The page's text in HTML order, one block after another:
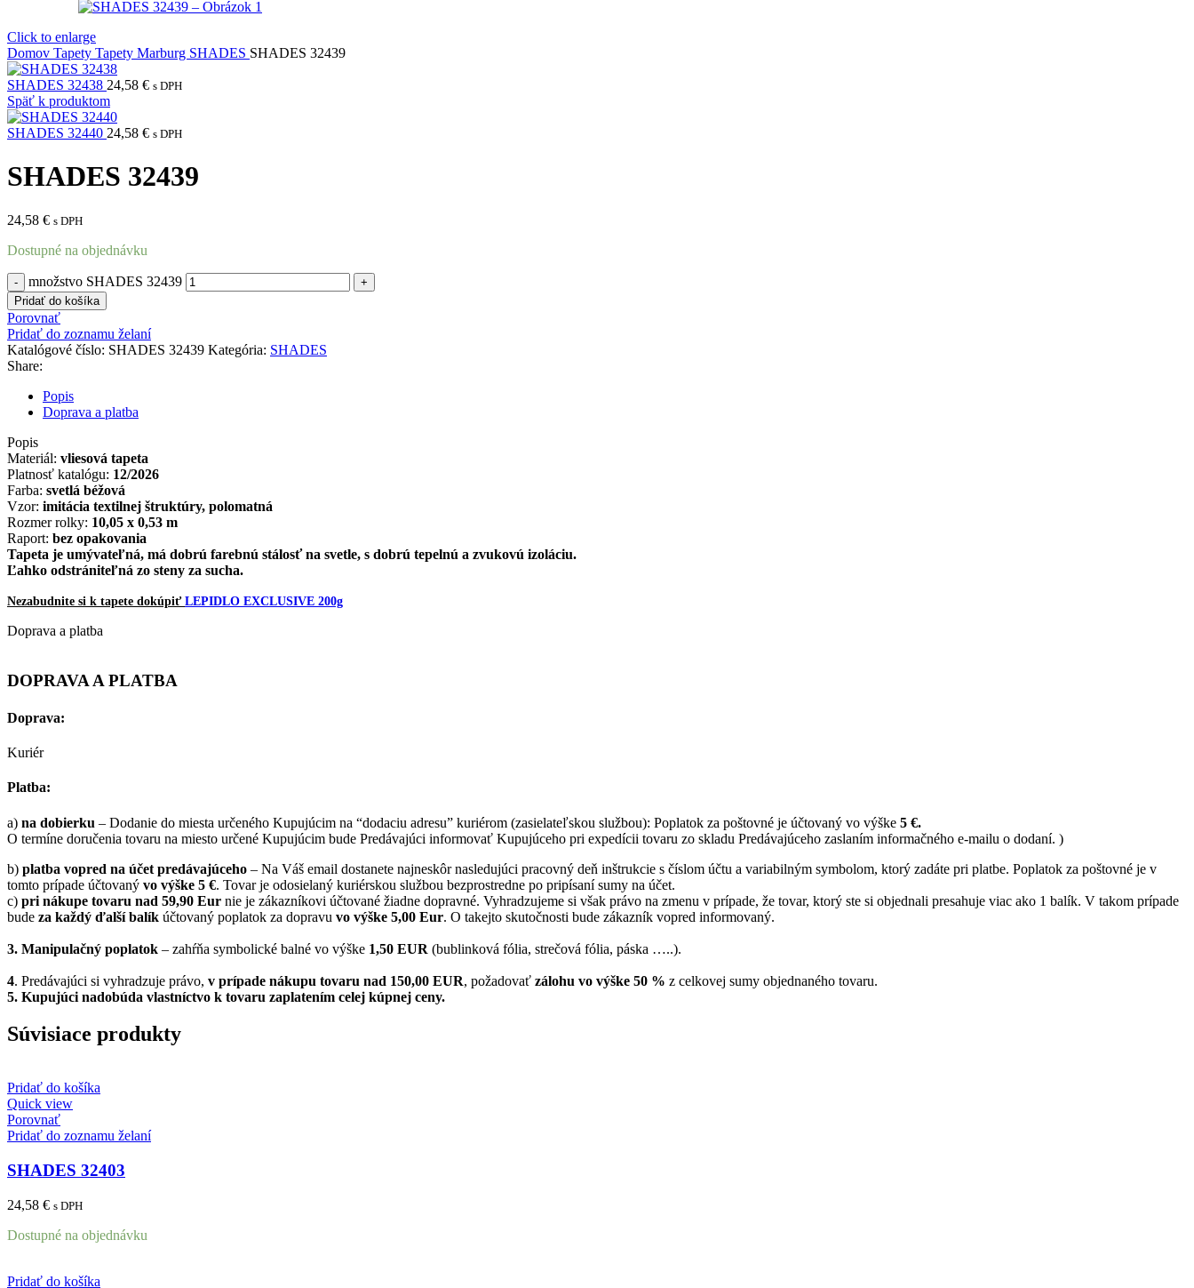
Click to enlarge
Domov Tapety Tapety Marburg SHADES SHADES 32439
SHADES 32438 24,58 € s DPH
Späť k produktom
SHADES 32440 24,58 € s DPH
SHADES 32439
24,58 € s DPH
Dostupné na objednávku
množstvo SHADES 32439
Pridať do košíka
Porovnať
Pridať do zoznamu želaní
Katalógové číslo: SHADES 32439 Kategória: SHADES
Share:
Popis
Doprava a platba
Popis
Materiál: vliesová tapeta
Platnosť katalógu: 12/2026
Farba: svetlá béžová
Vzor: imitácia textilnej štruktúry, polomatná
Rozmer rolky: 10,05 x 0,53 m
Raport: bez opakovania
Tapeta je umývateľná, má dobrú farebnú stálosť na svetle, s dobrú tepelnú a zvukovú izoláciu.
Ľahko odstrániteľná zo steny za sucha.
Nezabudnite si k tapete dokúpiť LEPIDLO EXCLUSIVE 200g
Doprava a platba
DOPRAVA A PLATBA
Doprava:
Kuriér
Platba:
a) na dobierku – Dodanie do miesta určeného Kupujúcim na “dodaciu adresu” kuriérom (zasielateľskou službou): Poplatok za poštovné je účtovaný vo výške 5 €.
O termíne doručenia tovaru na miesto určené Kupujúcim bude Predávajúci informovať Kupujúceho pri expedícii tovaru zo skladu Predávajúceho zaslaním informačného e-mailu o dodaní. )
b) platba vopred na účet predávajúceho – Na Váš email dostanete najneskôr nasledujúci pracovný deň inštrukcie s číslom účtu a variabilným symbolom, ktorý zadáte pri platbe. Poplatok za poštovné je v
tomto prípade účtovaný vo výške 5 €. Tovar je odosielaný kuriérskou službou bezprostredne po pripísaní sumy na účet.
c) pri nákupe tovaru nad 59,90 Eur nie je zákazníkovi účtované žiadne dopravné. Vyhradzujeme si však právo na zmenu v prípade, že tovar, ktorý ste si objednali presahuje viac ako 1 balík. V takom prípade
bude za každý ďalší balík účtovaný poplatok za dopravu vo výške 5,00 Eur. O takejto skutočnosti bude zákazník vopred informovaný.
3. Manipulačný poplatok – zahŕňa symbolické balné vo výške 1,50 EUR (bublinková fólia, strečová fólia, páska …..).
4. Predávajúci si vyhradzuje právo, v prípade nákupu tovaru nad 150,00 EUR, požadovať zálohu vo výške 50 % z celkovej sumy objednaného tovaru.
5. Kupujúci nadobúda vlastníctvo k tovaru zaplatením celej kúpnej ceny.
Súvisiace produkty
Pridať do košíka
Quick view
Porovnať
Pridať do zoznamu želaní
SHADES 32403
24,58 € s DPH
Dostupné na objednávku
Pridať do košíka